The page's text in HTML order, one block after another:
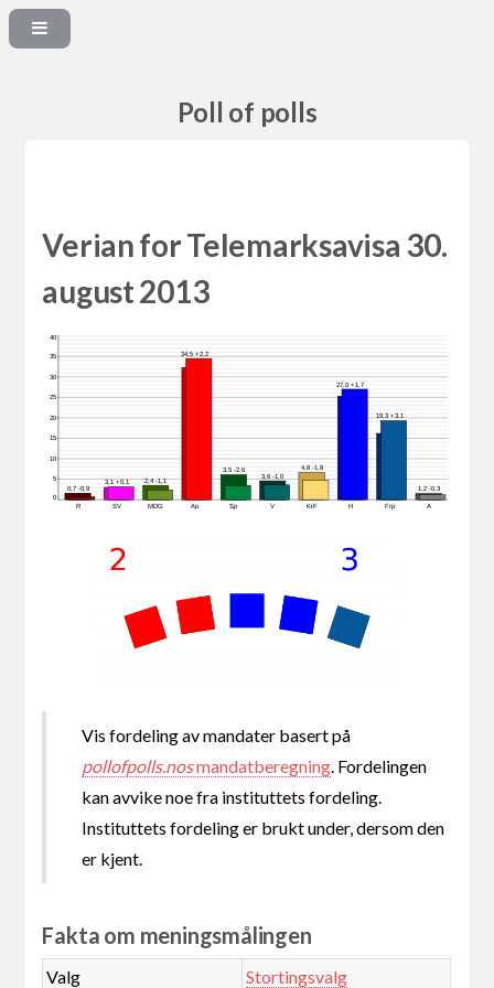
Poll of polls
Verian for Telemarksavisa 30.
august 2013
0,7 -0,9
3,1 +0,1 2,4 -1,1
34,5 +2,2
3,5 -2,6
3,6 -1,0
4,8 -1,8
27,0 +1,7
19,3 +3,1
1,2 -0,3
R SV MDG Ap Sp V KrF H Frp A
0
5
10
15
20
25
30
35
40
Vis fordeling av mandater basert på
pollofpolls.nosmandatberegning . Fordelingen
kan avvike noe fra instituttets fordeling.
Instituttets fordeling er brukt under, dersom den
er kjent.
Fakta om meningsmålingen
Valg
Stortingsvalg